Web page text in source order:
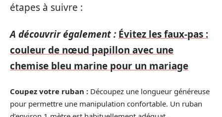
étapes à suivre :
A découvrir également : Évitez les faux-pas :
couleur de nœud papillon avec une
chemise bleu marine pour un mariage
Coupez votre ruban : Découpez une longueur généreuse
pour permettre une manipulation confortable. Un ruban